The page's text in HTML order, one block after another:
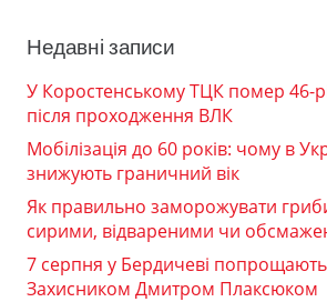
Недавні записи
У Коростенському ТЦК помер 46-
після проходження ВЛК
Мобілізація до 60 років: чому в
знижують граничний вік
Як правильно заморожувати
сирими, відвареними чи
7 серпня у Бердичеві
Захисником Дмитром Плаксюком